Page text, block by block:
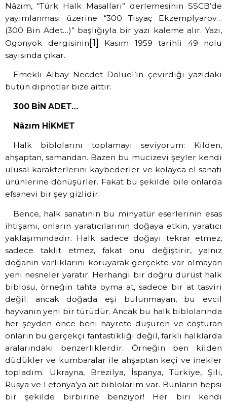
Nâzım, “Türk Halk Masalları” derlemesinin SSCB’de
yayımlanması üzerine “300 Tısyaç Ekzemplyarov…
(300 Bin Adet…)” başlığıyla bir yazı kaleme alır. Yazı,
Ogonyok dergisinin[1] Kasım 1959 tarihli 49 nolu
sayısında çıkar.
Emekli Albay Necdet Doluel’in çevirdiği yazıdaki
bütün dipnotlar bize aittir.
300 BİN ADET…
Nâzım HİKMET
Halk biblolarını toplamayı seviyorum: Kilden,
ahşaptan, samandan. Bazen bu mucizevi şeyler kendi
ulusal karakterlerini kaybederler ve kolayca el sanatı
ürünlerine dönüşürler. Fakat bu şekilde bile onlarda
efsanevi bir şey gizlidir.
Bence, halk sanatının bu minyatür eserlerinin esas
ihtişamı, onların yaratıcılarının doğaya etkin, yaratıcı
yaklaşımındadır. Halk sadece doğayı tekrar etmez,
sadece taklit etmez, fakat onu değiştirir, yalnız
doğanın varlıklarını koruyarak gerçekte var olmayan
yeni nesneler yaratır. Herhangi bir doğru dürüst halk
biblosu, örneğin tahta oyma at, sadece bir at tasviri
değil; ancak doğada eşi bulunmayan, bu evcil
hayvanın yeni bir türüdür. Ancak bu halk biblolarında
her şeyden önce beni hayrete düşüren ve coşturan
onların bu gerçekçi fantastikliği değil, farklı halklarda
aralarındaki benzerliklerdir. Örneğin ben kilden
düdükler ve kumbaralar ile ahşaptan keçi ve inekler
topladım. Ukrayna, Brezilya, İspanya, Türkiye, Şili,
Rusya ve Letonya’ya ait biblolarım var. Bunların hepsi
bir şekilde birbirine benziyor! Her biri kendi